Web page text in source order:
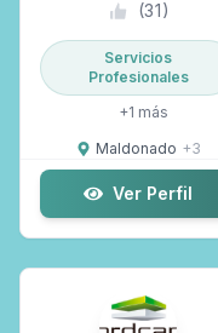
(31)
Servicios
Profesionales
+1 más
Maldonado +3
Ver Perfil